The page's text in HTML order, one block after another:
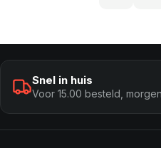
Snel in huis
Voor 15.00 besteld,